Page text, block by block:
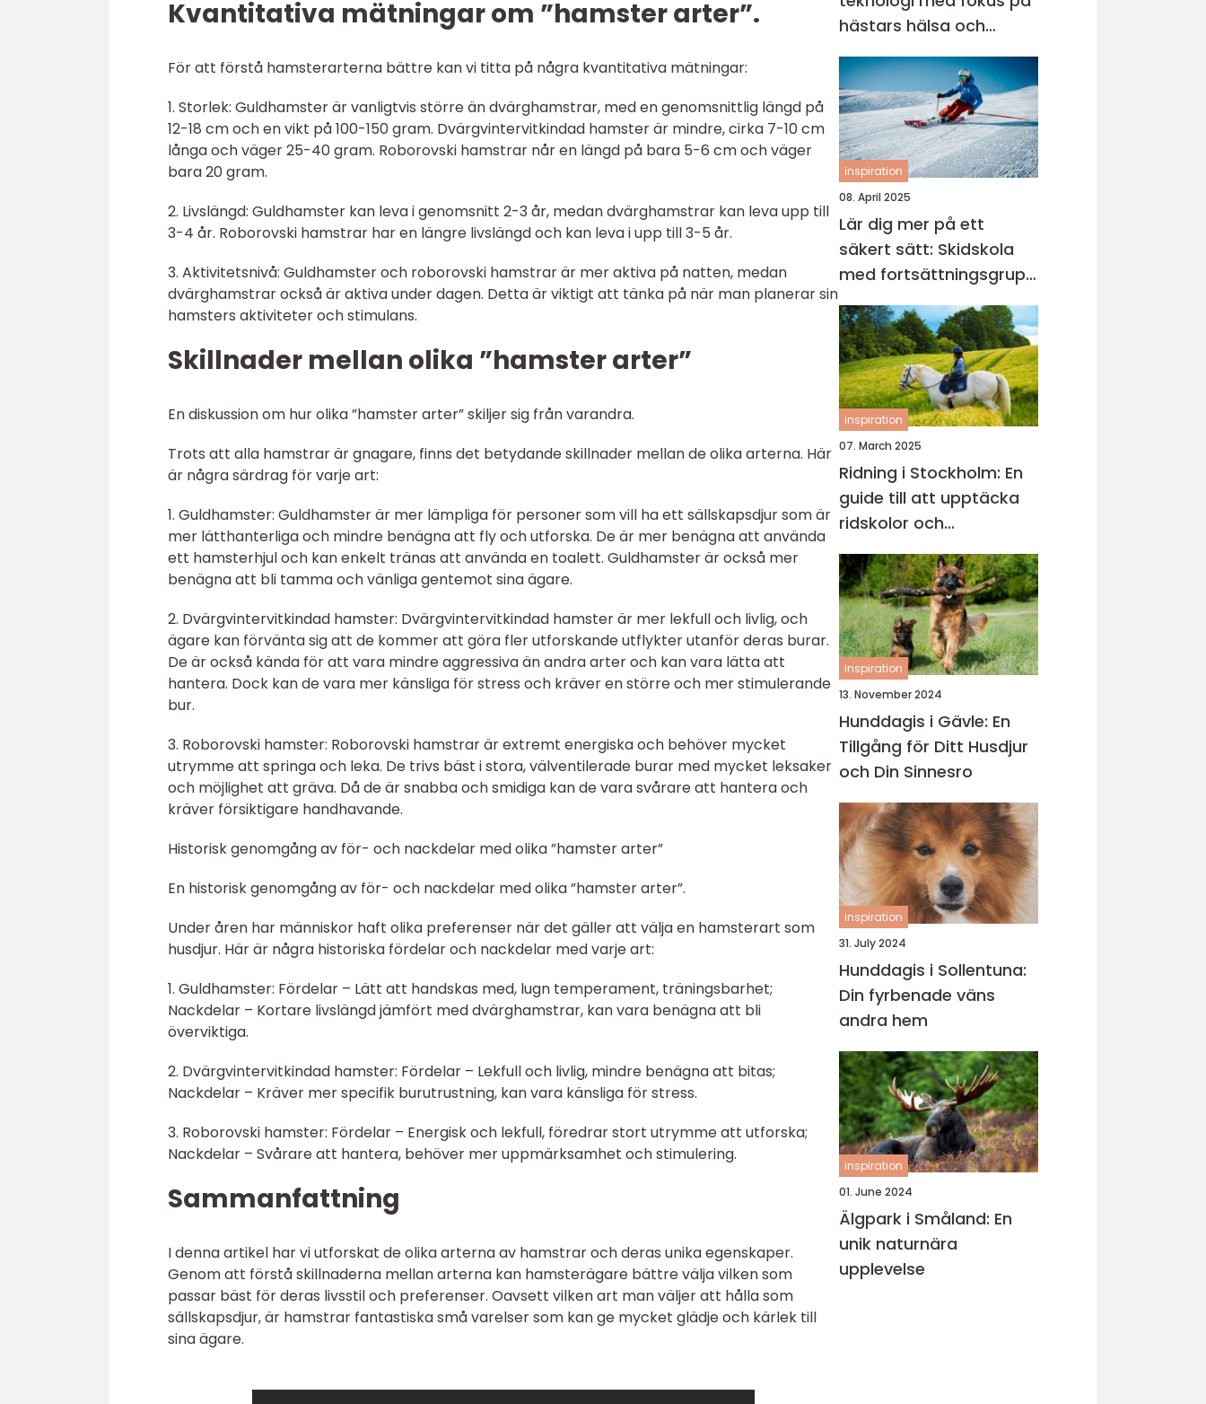
Kvantitativa mätningar om ”hamster arter”.
För att förstå hamsterarterna bättre kan vi titta på några kvantitativa mätningar:
1. Storlek: Guldhamster är vanligtvis större än dvärghamstrar, med en genomsnittlig längd på
12-18 cm och en vikt på 100-150 gram. Dvärgvintervitkindad hamster är mindre, cirka 7-10 cm
långa och väger 25-40 gram. Roborovski hamstrar når en längd på bara 5-6 cm och väger
bara 20 gram.
2. Livslängd: Guldhamster kan leva i genomsnitt 2-3 år, medan dvärghamstrar kan leva upp till
3-4 år. Roborovski hamstrar har en längre livslängd och kan leva i upp till 3-5 år.
3. Aktivitetsnivå: Guldhamster och roborovski hamstrar är mer aktiva på natten, medan
dvärghamstrar också är aktiva under dagen. Detta är viktigt att tänka på när man planerar sin
hamsters aktiviteter och stimulans.
Skillnader mellan olika ”hamster arter”
En diskussion om hur olika ”hamster arter” skiljer sig från varandra.
Trots att alla hamstrar är gnagare, finns det betydande skillnader mellan de olika arterna. Här
är några särdrag för varje art:
1. Guldhamster: Guldhamster är mer lämpliga för personer som vill ha ett sällskapsdjur som är
mer lätthanterliga och mindre benägna att fly och utforska. De är mer benägna att använda
ett hamsterhjul och kan enkelt tränas att använda en toalett. Guldhamster är också mer
benägna att bli tamma och vänliga gentemot sina ägare.
2. Dvärgvintervitkindad hamster: Dvärgvintervitkindad hamster är mer lekfull och livlig, och
ägare kan förvänta sig att de kommer att göra fler utforskande utflykter utanför deras burar.
De är också kända för att vara mindre aggressiva än andra arter och kan vara lätta att
hantera. Dock kan de vara mer känsliga för stress och kräver en större och mer stimulerande
bur.
3. Roborovski hamster: Roborovski hamstrar är extremt energiska och behöver mycket
utrymme att springa och leka. De trivs bäst i stora, välventilerade burar med mycket leksaker
och möjlighet att gräva. Då de är snabba och smidiga kan de vara svårare att hantera och
kräver försiktigare handhavande.
Historisk genomgång av för- och nackdelar med olika ”hamster arter”
En historisk genomgång av för- och nackdelar med olika ”hamster arter”.
Under åren har människor haft olika preferenser när det gäller att välja en hamsterart som
husdjur. Här är några historiska fördelar och nackdelar med varje art:
1. Guldhamster: Fördelar – Lätt att handskas med, lugn temperament, träningsbarhet;
Nackdelar – Kortare livslängd jämfört med dvärghamstrar, kan vara benägna att bli
överviktiga.
2. Dvärgvintervitkindad hamster: Fördelar – Lekfull och livlig, mindre benägna att bitas;
Nackdelar – Kräver mer specifik burutrustning, kan vara känsliga för stress.
3. Roborovski hamster: Fördelar – Energisk och lekfull, föredrar stort utrymme att utforska;
Nackdelar – Svårare att hantera, behöver mer uppmärksamhet och stimulering.
Sammanfattning
I denna artikel har vi utforskat de olika arterna av hamstrar och deras unika egenskaper.
Genom att förstå skillnaderna mellan arterna kan hamsterägare bättre välja vilken som
passar bäst för deras livsstil och preferenser. Oavsett vilken art man väljer att hålla som
sällskapsdjur, är hamstrar fantastiska små varelser som kan ge mycket glädje och kärlek till
sina ägare.
hästars hälsa och
välbefinnande
inspiration
08. April 2025
Lär dig mer på ett
säkert sätt: Skidskola
med fortsättningsgrupp
i Stockholm
inspiration
07. March 2025
Ridning i Stockholm: En
guide till att upptäcka
ridskolor och
ridupplevelser
inspiration
13. November 2024
Hunddagis i Gävle: En
Tillgång för Ditt Husdjur
och Din Sinnesro
inspiration
31. July 2024
Hunddagis i Sollentuna:
Din fyrbenade väns
andra hem
inspiration
01. June 2024
Älgpark i Småland: En
unik naturnära
upplevelse